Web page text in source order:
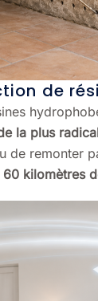
de
la plus
de remonter
kilomètres